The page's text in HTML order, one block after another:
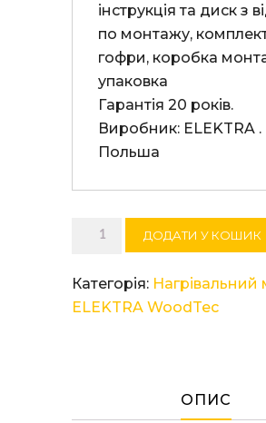
інструкція та диск з
по монтажу,
гофри, коробка
упаковка
Гарантія 20 років.
Виробник: ELEKTRA .
Польша
Нагрівальний
ELEKTRA
WoodTec
ДОДАТИ У КОШИК
Категорія: Нагрівальний
ELEKTRA WoodTec
ОПИС